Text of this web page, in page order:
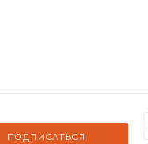
ПОДПИСАТЬСЯ